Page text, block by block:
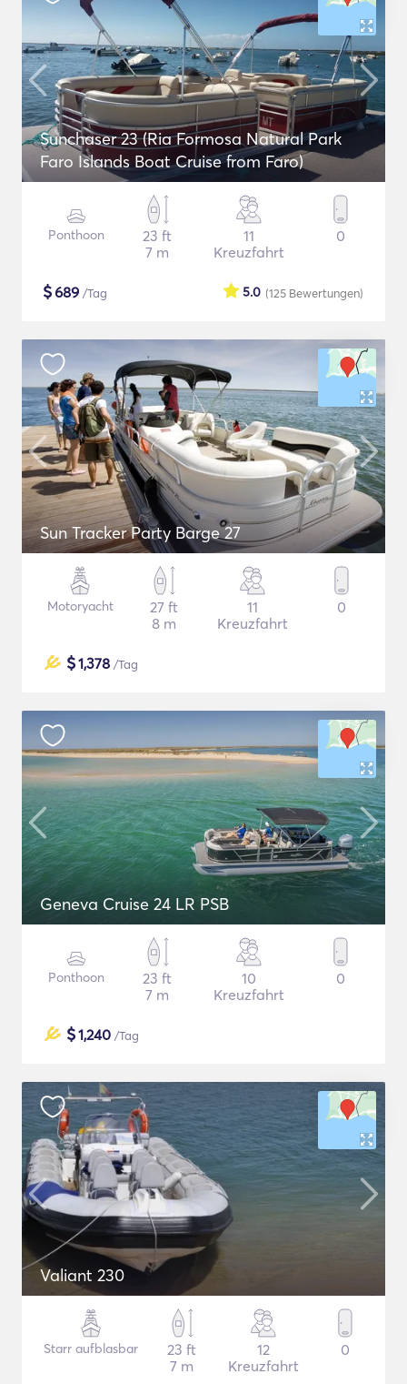
Sunchaser 23 (Ria Formosa Natural Park
Faro Islands Boat Cruise from Faro)
Ponthoon
23 ft
7 m
11
Kreuzfahrt
0
$689 /Tag (125 Bewertungen)
5.0
Sun Tracker Party Barge 27
Motoryacht
27 ft
8 m
11
Kreuzfahrt
0
$1,378 /Tag
Geneva Cruise 24 LR PSB
Ponthoon
23 ft
7 m
10
Kreuzfahrt
0
$1,240 /Tag
Valiant 230
Starr aufblasbar
23 ft
7 m
12
Kreuzfahrt
0